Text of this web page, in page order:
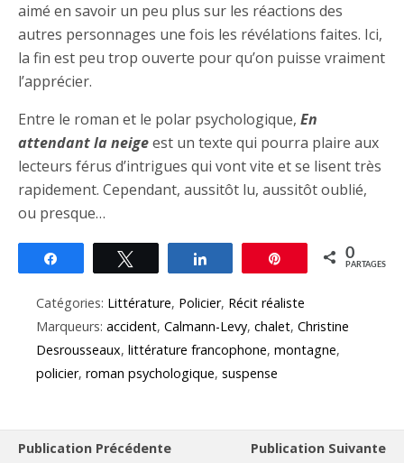
aimé en savoir un peu plus sur les réactions des
autres personnages une fois les révélations faites. Ici,
la fin est peu trop ouverte pour qu’on puisse vraiment
l’apprécier.
Entre le roman et le polar psychologique, En
attendant la neigeest un texte qui pourra plaire aux
lecteurs férus d’intrigues qui vont vite et se lisent très
rapidement. Cependant, aussitôt lu, aussitôt oublié,
ou presque…
Épingle 0
PARTAGES
Catégories: Littérature, Policier, Récit réaliste
Marqueurs: accident, Calmann-Levy, chalet, Christine
Desrousseaux, littérature francophone, montagne,
policier, roman psychologique, suspense
Publication Précédente
Publication Suivante